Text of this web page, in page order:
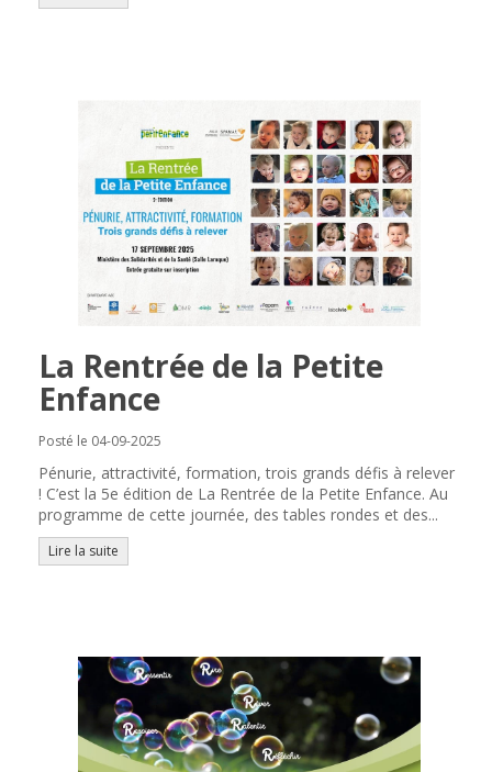
La Rentrée de la Petite
Enfance
Posté le 04-09-2025
Pénurie, attractivité, formation, trois grands défis à relever
! C’est la 5e édition de La Rentrée de la Petite Enfance. Au
programme de cette journée, des tables rondes et des...
Lire la suite